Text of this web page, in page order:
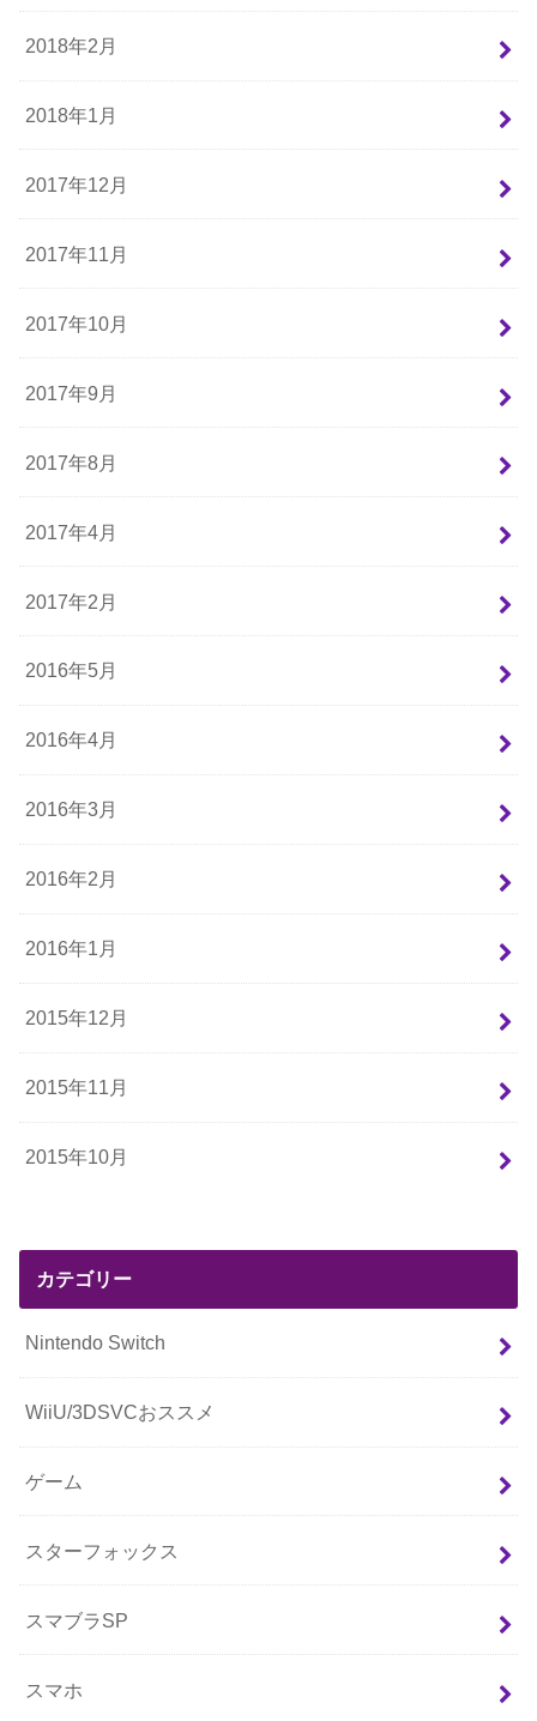
2018年2月
2018年1月
2017年12月
2017年11月
2017年10月
2017年9月
2017年8月
2017年4月
2017年2月
2016年5月
2016年4月
2016年3月
2016年2月
2016年1月
2015年12月
2015年11月
2015年10月
カテゴリー
Nintendo Switch
WiiU/3DSVCおススメ
ゲーム
スターフォックス
スマブラSP
スマホ